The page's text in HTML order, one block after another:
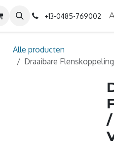
Over ons +13-0485-769002
Alle producten
Draaibare
/